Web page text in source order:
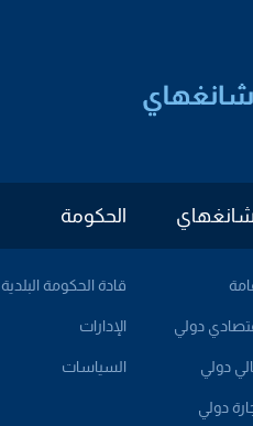
دولي
دولي
دولي
الحكومة
قادة الحكومة البلدية
الإدارات
السياسات